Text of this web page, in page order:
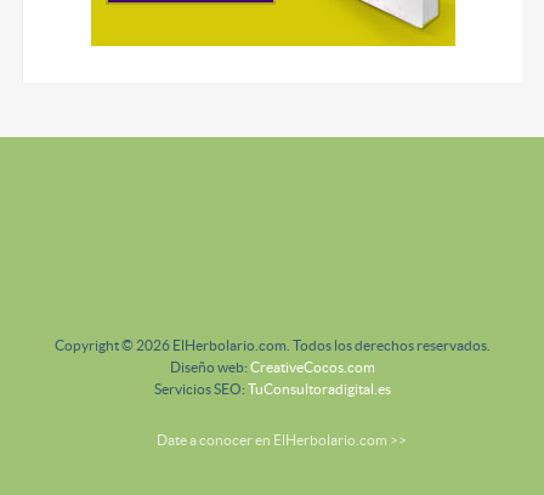
Copyright © 2026 ElHerbolario.com. Todos los derechos reservados.
Diseño web: CreativeCocos.com
Servicios SEO: TuConsultoradigital.es
Date a conocer en ElHerbolario.com >>